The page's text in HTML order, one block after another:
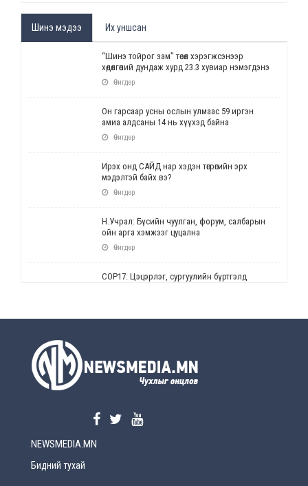
Шинэ мэдээ Их уншсан
“Шинэ тойрог зам” төсөл хэрэгжсэнээр
хөдөлгөөний дундаж хурд 23.3 хувиар нэмэгдэнэ
Өчигдөр
Он гарсаар усны ослын улмаас 59 иргэн
амиа алдсаны 14 нь хүүхэд байна
Өчигдөр
Ирэх онд САЙД нар хэдэн төгрөгийн эрх
мэдэлтэй байх вэ?
Өчигдөр
Н.Учрал: Бүсийн чуулган, форум, салбарын
ойн арга хэмжээг цуцална
Өчигдөр
СОР17: Цэцэрлэг, сургуулийн бүртгэлд
Өчигдөр
Өчигдөр
NEWSMEDIA.MN
Бидний тухай